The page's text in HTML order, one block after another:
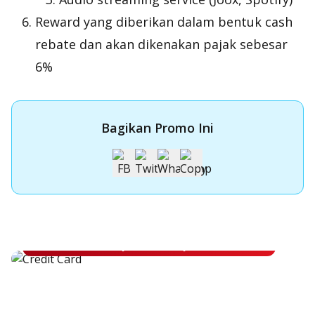
Reward yang diberikan dalam bentuk cash
rebate dan akan dikenakan pajak sebesar
6%
Bagikan Promo Ini
Apply Kartu Kredit OCBC NISP